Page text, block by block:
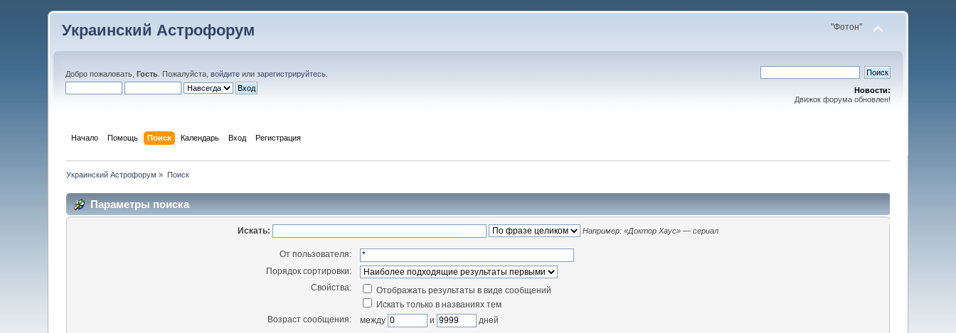
Украинский Астрофорум "Фотон"
Добро пожаловать,Гость . Пожалуйста,войдите илизарегистрируйтесь
Новости:
Движок форума обновлен!
Начало Помощь Поиск Календарь Вход Регистрация
Украинский Астрофорум » Поиск
Параметры поиска
Искать: Например: «Доктор Хаус» — сериал
От пользователя:
Порядок сортировки:
Свойства:
Отображать результаты в виде сообщений
Искать только в названиях тем
Возраст сообщения:
между и
дней